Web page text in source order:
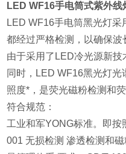
LED WF16手电筒式紫外线
LEDWF16手电筒黑光灯采
都经过严格检测，以确保波
由于采用了 LED冷光源新技
同时， LEDWF16黑光灯光
照度*，是荧光磁粉检测和
符合规范：
工业和军YONG标准。即按
001 无损检测 渗透检测和